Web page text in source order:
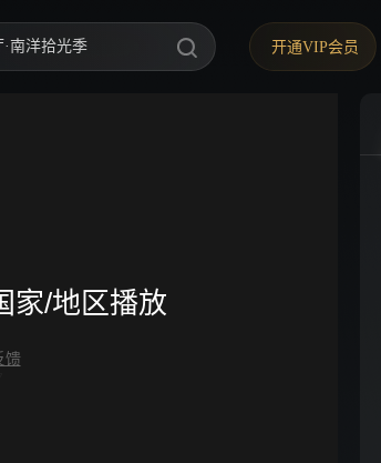
·南洋拾光季
家 第五季
开通VIP会员
家/地区播放
馈